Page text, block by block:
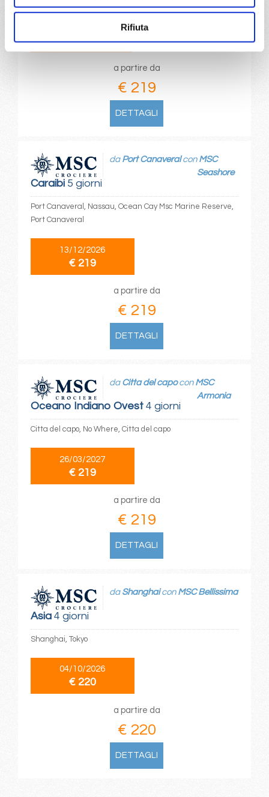
Rifiuta
€ 219
€ 269
a partire da
€ 219
DETTAGLI
Caraibi5 giorni
da Port Canaveralcon MSC
Seashore
Port Canaveral, Nassau, Ocean Cay Msc Marine Reserve,
Port Canaveral
13/12/2026
€ 219
a partire da
€ 219
DETTAGLI
Oceano Indiano Ovest4 giorni
da Citta del capocon MSC
Armonia
Citta del capo, No Where, Citta del capo
26/03/2027
€ 219
a partire da
€ 219
DETTAGLI
Asia4 giorni
da Shanghaicon MSC Bellissima
Shanghai, Tokyo
04/10/2026
€ 220
a partire da
€ 220
DETTAGLI